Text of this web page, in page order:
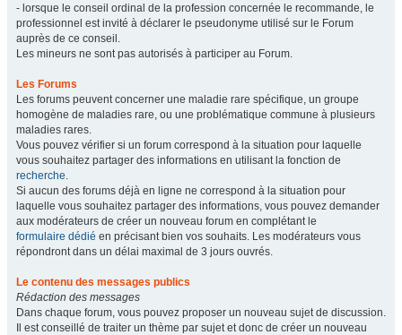
- lorsque le conseil ordinal de la profession concernée le recommande, le
professionnel est invité à déclarer le pseudonyme utilisé sur le Forum
auprès de ce conseil.
Les mineurs ne sont pas autorisés à participer au Forum.
Les Forums
Les forums peuvent concerner une maladie rare spécifique, un groupe
homogène de maladies rare, ou une problématique commune à plusieurs
maladies rares.
Vous pouvez vérifier si un forum correspond à la situation pour laquelle
vous souhaitez partager des informations en utilisant la fonction de
recherche.
Si aucun des forums déjà en ligne ne correspond à la situation pour
laquelle vous souhaitez partager des informations, vous pouvez demander
aux modérateurs de créer un nouveau forum en complétant le
formulaire dédié en précisant bien vos souhaits. Les modérateurs vous
répondront dans un délai maximal de 3 jours ouvrés.
Le contenu des messages publics
Rédaction des messages
Dans chaque forum, vous pouvez proposer un nouveau sujet de discussion.
Il est conseillé de traiter un thème par sujet et donc de créer un nouveau